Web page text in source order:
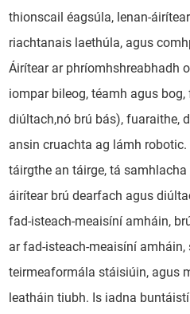
thionscail éagsúla, lenan-
riachtanais laethúla, agus
Áirítear ar phríomhshreabhadh
iompar bileog, téamh agus
diúltach,nó brú bás), fuaraithe,
ansin cruachta ag lámh
táirgthe an táirge, tá
áirítear brú dearfach agus
fad-isteach-meaisíní amháin,
ar fad-isteach-meaisíní
teirmeaformála stáisiúin, agus
leatháin tiubh. Is iadna